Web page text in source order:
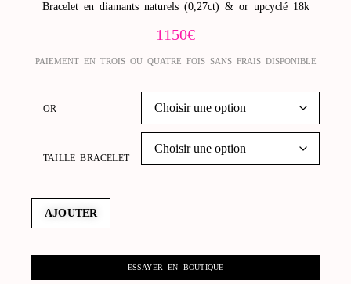
Bracelet en diamants naturels (0,27ct) & or upcyclé 18k
1150€
PAIEMENT EN TROIS OU QUATRE FOIS SANS FRAIS DISPONIBLE
OR
TAILLE BRACELET
AJOUTER
ESSAYER EN BOUTIQUE